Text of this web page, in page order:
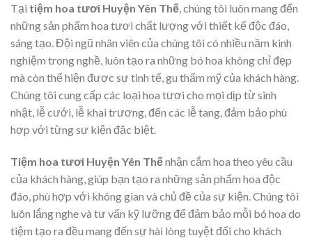
Tại tiệm hoa tươi Huyện Yên Thế, chúng tôi luôn mang đến
những sản phẩm hoa tươi chất lượng với thiết kế độc đáo,
sáng tạo. Đội ngũ nhân viên của chúng tôi có nhiều năm kinh
nghiệm trong nghề, luôn tạo ra những bó hoa không chỉ đẹp
mà còn thể hiện được sự tinh tế, gu thẩm mỹ của khách hàng.
Chúng tôi cung cấp các loại hoa tươi cho mọi dịp từ sinh
nhật, lễ cưới, lễ khai trương, đến các lễ tang, đảm bảo phù
hợp với từng sự kiện đặc biệt.
Tiệm hoa tươi Huyện Yên Thếnhận cắm hoa theo yêu cầu
của khách hàng, giúp bạn tạo ra những sản phẩm hoa độc
đáo, phù hợp với không gian và chủ đề của sự kiện. Chúng tôi
luôn lắng nghe và tư vấn kỹ lưỡng để đảm bảo mỗi bó hoa do
tiệm tạo ra đều mang đến sự hài lòng tuyệt đối cho khách